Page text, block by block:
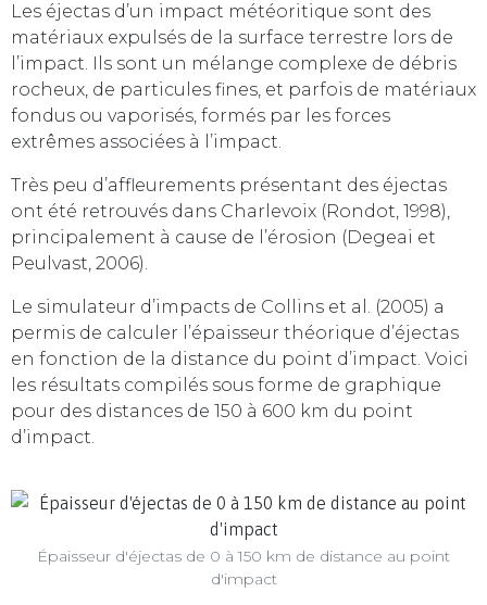
Les éjectas d’un impact météoritique sont des
matériaux expulsés de la surface terrestre lors de
l’impact. Ils sont un mélange complexe de débris
rocheux, de particules fines, et parfois de matériaux
fondus ou vaporisés, formés par les forces
extrêmes associées à l’impact.
Très peu d’affleurements présentant des éjectas
ont été retrouvés dans Charlevoix (Rondot, 1998),
principalement à cause de l’érosion (Degeai et
Peulvast, 2006).
Le simulateur d’impacts de Collins et al. (2005) a
permis de calculer l’épaisseur théorique d’éjectas
en fonction de la distance du point d’impact. Voici
les résultats compilés sous forme de graphique
pour des distances de 150 à 600 km du point
d’impact.
Épaisseur d'éjectas de 0 à 150 km de distance au point
d'impact